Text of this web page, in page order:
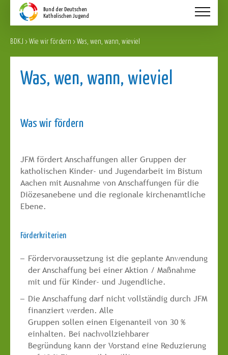
Aktuelles
Wer wir sind
Was wir machen
Wie Sie helfen
Kontakt
BDKJ >Wie wir fördern >Was, wen, wann, wieviel
Was, wen, wann, wieviel
Was wir fördern
JFM fördert Anschaffungen aller Gruppen der
katholischen Kinder- und Jugendarbeit im Bistum
Aachen mit Ausnahme von Anschaffungen für die
Diözesanebene und die regionale kirchenamtliche
Ebene.
Förderkriterien
Fördervoraussetzung ist die geplante Anwendung
der Anschaffung bei einer Aktion / Maßnahme
mit und für Kinder- und Jugendliche.
Die Anschaffung darf nicht vollständig durch JFM
finanziert werden. Alle
Gruppen sollen einen Eigenanteil von 30 %
einhalten. Bei nachvollziehbarer
Begründung kann der Vorstand eine Reduzierung